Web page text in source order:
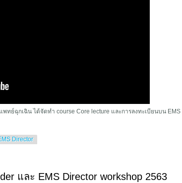
ทย์ฉุกเฉิน ได้จัดทำ course Core lecture และการลงทะเบียนบน
Director
และ EMS Director workshop 2563